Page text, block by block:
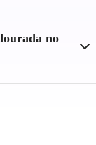
no